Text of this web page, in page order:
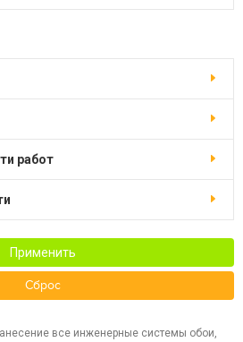
работ
Применить
Сброс
все инженерные системы обои,